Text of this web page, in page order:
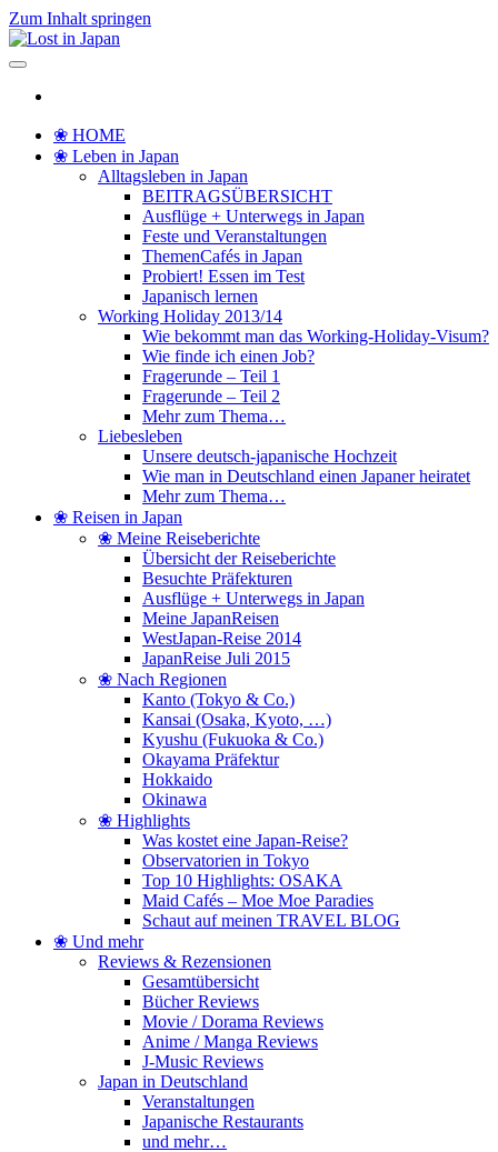
Zum Inhalt springen
❀ HOME
❀ Leben in Japan
Alltagsleben in Japan
BEITRAGSÜBERSICHT
Ausflüge + Unterwegs in Japan
Feste und Veranstaltungen
ThemenCafés in Japan
Probiert! Essen im Test
Japanisch lernen
Working Holiday 2013/14
Wie bekommt man das Working-Holiday-Visum?
Wie finde ich einen Job?
Fragerunde – Teil 1
Fragerunde – Teil 2
Mehr zum Thema…
Liebesleben
Unsere deutsch-japanische Hochzeit
Wie man in Deutschland einen Japaner heiratet
Mehr zum Thema…
❀ Reisen in Japan
❀ Meine Reiseberichte
Übersicht der Reiseberichte
Besuchte Präfekturen
Ausflüge + Unterwegs in Japan
Meine JapanReisen
WestJapan-Reise 2014
JapanReise Juli 2015
❀ Nach Regionen
Kanto (Tokyo & Co.)
Kansai (Osaka, Kyoto, …)
Kyushu (Fukuoka & Co.)
Okayama Präfektur
Hokkaido
Okinawa
❀ Highlights
Was kostet eine Japan-Reise?
Observatorien in Tokyo
Top 10 Highlights: OSAKA
Maid Cafés – Moe Moe Paradies
Schaut auf meinen TRAVEL BLOG
❀ Und mehr
Reviews & Rezensionen
Gesamtübersicht
Bücher Reviews
Movie / Dorama Reviews
Anime / Manga Reviews
J-Music Reviews
Japan in Deutschland
Veranstaltungen
Japanische Restaurants
und mehr…